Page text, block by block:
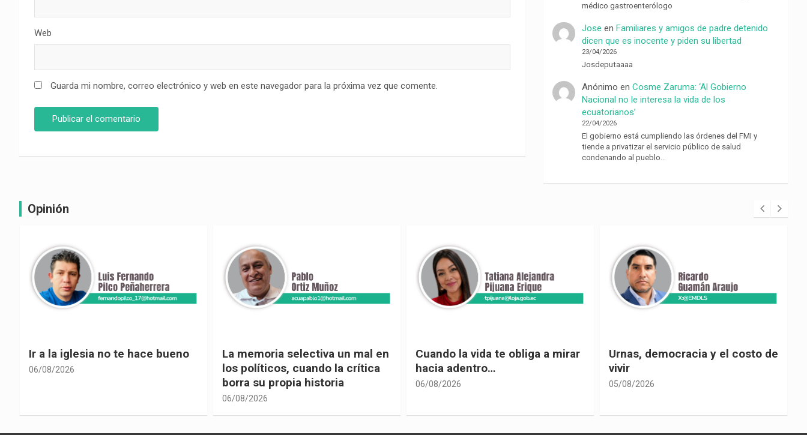
Web
Guarda mi nombre, correo electrónico y web en este navegador para la próxima vez que comente.
médico gastroenterólogo
Jose enFamiliares y amigos de padre detenido
dicen que es inocente y piden su libertad
23/04/2026
Josdeputaaaa
Anónimo enCosme Zaruma: ‘Al Gobierno
Nacional no le interesa la vida de los
ecuatorianos’
22/04/2026
El gobierno está cumpliendo las órdenes del FMI y
tiende a privatizar el servicio público de salud
condenando al pueblo…
Opinión
La memoria selectiva un mal en
los políticos, cuando la crítica
Cuando la vida te obliga a mirar
hacia adentro…
06/08/2026
Urnas, democracia y el costo de
vivir
05/08/2026
El país de las explicaciones
convenientes
05/08/2026